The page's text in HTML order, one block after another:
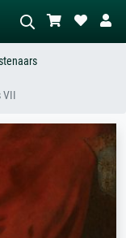
met veel rood, donker
staand naakt naast
een boom.
VII